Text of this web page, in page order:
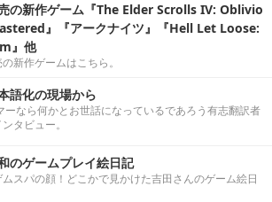
の新作ゲーム『The Elder Scrolls IV: Oblivio
』『アークナイツ』『Hell Let Loose:
』他
新作ゲームはこちら。
語化の現場から
ーなら何かとお世話になっているであろう有志翻訳者
タビュー。
のゲームプレイ絵日記
ムスパの顔！どこかで見かけた吉田さんのゲーム絵日